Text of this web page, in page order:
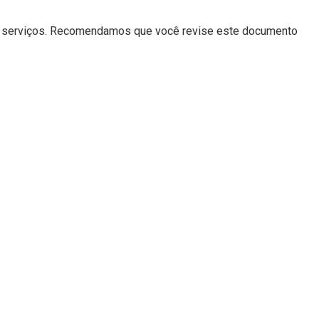
Recomendamos que você revise este documento